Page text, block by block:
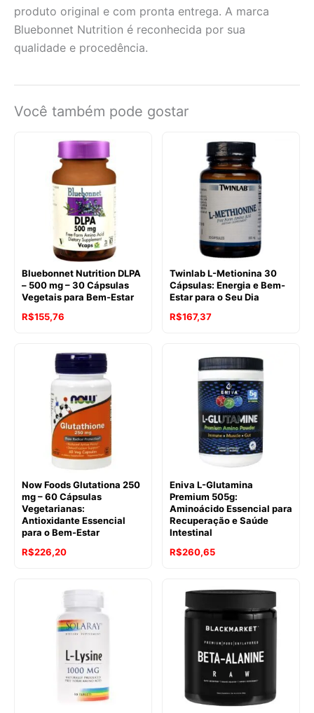
produto original e com pronta entrega. A marca
Bluebonnet Nutrition é reconhecida por sua
qualidade e procedência.
Você também pode gostar
Bluebonnet Nutrition DLPA
– 500 mg – 30 Cápsulas
Vegetais para Bem-Estar
R$155,76
Twinlab L-Metionina 30
Cápsulas: Energia e Bem-
Estar para o Seu Dia
R$167,37
Now Foods Glutationa 250
mg – 60 Cápsulas
Vegetarianas:
Antioxidante Essencial
para o Bem-Estar
R$226,20
Eniva L-Glutamina
Premium 505g:
Aminoácido Essencial para
Recuperação e Saúde
Intestinal
R$260,65